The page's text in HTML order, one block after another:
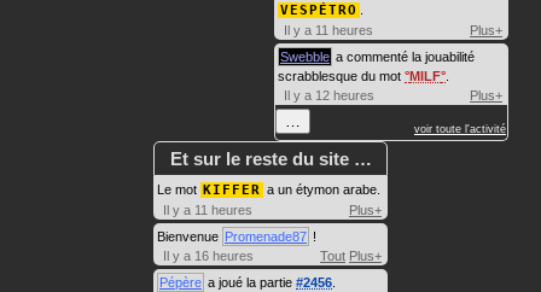
VESPÉTRO
Il y a 11 heures
Plus+
Swebble a commenté la jouabilité
scrabblesque du mot MILF
Il y a 12 heures
Plus+
voir toute l'activité
Et sur le reste du site …
Le mot KIFFER a un étymon arabe.
Il y a 11 heures
Plus+
Bienvenue Promenade87 !
Il y a 16 heures
Tout Plus+
Pépère a joué la partie #2456